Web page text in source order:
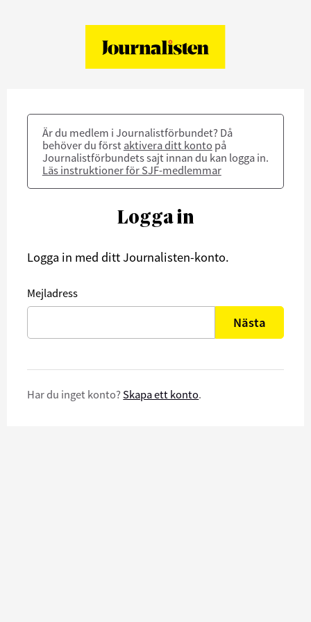
Är du medlem i Journalistförbundet? Då
behöver du först aktivera ditt konto på
Journalistförbundets sajt innan du kan logga in.
Läs instruktioner för SJF-medlemmar
Logga in
Logga in med ditt Journalisten-konto.
Mejladress
Nästa
Har du inget konto? Skapa ett konto.